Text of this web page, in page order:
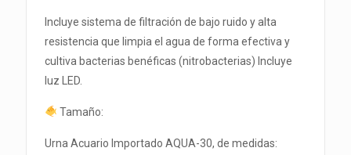
Incluye sistema de filtración de bajo ruido y alta
resistencia que limpia el agua de forma efectiva y
cultiva bacterias benéficas (nitrobacterias) Incluye
luz LED.
Tamaño:
Urna Acuario Importado AQUA-30, de medidas: